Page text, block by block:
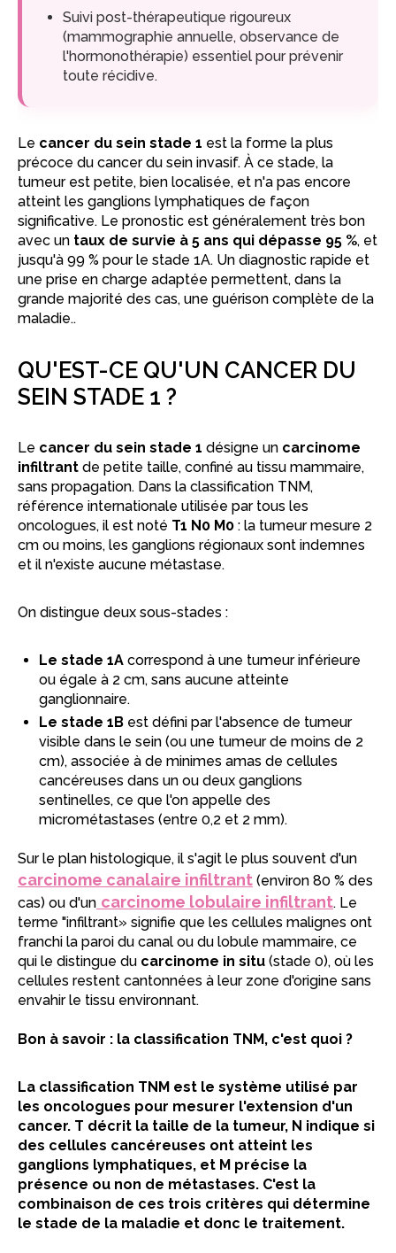
Suivi post-thérapeutique rigoureux
(mammographie annuelle, observance de
l'hormonothérapie) essentiel pour prévenir
toute récidive.
Le cancer du sein stade 1 est la forme la plus
précoce du cancer du sein invasif. À ce stade, la
tumeur est petite, bien localisée, et n'a pas encore
atteint les ganglions lymphatiques de façon
significative. Le pronostic est généralement très bon
avec un taux de survie à 5 ans qui dépasse 95 %, et
jusqu'à 99 % pour le stade 1A. Un diagnostic rapide et
une prise en charge adaptée permettent, dans la
grande majorité des cas, une guérison complète de la
maladie..
QU'EST-CE QU'UN CANCER DU
SEIN STADE 1 ?
Le cancer du sein stade 1 désigne un carcinome
infiltrant de petite taille, confiné au tissu mammaire,
sans propagation. Dans la classification TNM,
référence internationale utilisée par tous les
oncologues, il est noté T1 N0 M0 : la tumeur mesure 2
cm ou moins, les ganglions régionaux sont indemnes
et il n'existe aucune métastase.
On distingue deux sous-stades :
Le stade 1A correspond à une tumeur inférieure
ou égale à 2 cm, sans aucune atteinte
ganglionnaire.
Le stade 1B est défini par l'absence de tumeur
visible dans le sein (ou une tumeur de moins de 2
cm), associée à de minimes amas de cellules
cancéreuses dans un ou deux ganglions
sentinelles, ce que l'on appelle des
micrométastases (entre 0,2 et 2 mm).
Sur le plan histologique, il s'agit le plus souvent d'un
carcinome canalaire infiltrant (environ 80 % des
cas) ou d'un carcinome lobulaire infiltrant. Le
terme "infiltrant» signifie que les cellules malignes ont
franchi la paroi du canal ou du lobule mammaire, ce
qui le distingue du carcinome in situ (stade 0), où les
cellules restent cantonnées à leur zone d'origine sans
envahir le tissu environnant.
Bon à savoir : la classification TNM, c'est quoi ?
La classification TNM est le système utilisé par
les oncologues pour mesurer l'extension d'un
cancer. T décrit la taille de la tumeur, N indique si
des cellules cancéreuses ont atteint les
ganglions lymphatiques, et M précise la
présence ou non de métastases. C'est la
combinaison de ces trois critères qui détermine
le stade de la maladie et donc le traitement.